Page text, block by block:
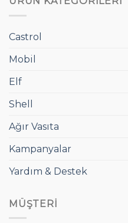
Castrol
Mobil
Elf
Shell
Ağır Vasıta
Kampanyalar
Yardım & Destek
MÜŞTERI